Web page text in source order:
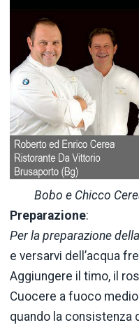
Bobo e Chicco
Preparazione:
Per la preparazione
e versarvi dell’acqua
Aggiungere il timo, il
Cuocere a fuoco
quando la consistenza